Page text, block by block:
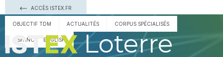
ACCÈS ISTEX.FR
OBJECTIF TDM ACTUALITÉS CORPUS SPÉCIALISÉS
ESPAÑOL ENGLISH Loterre